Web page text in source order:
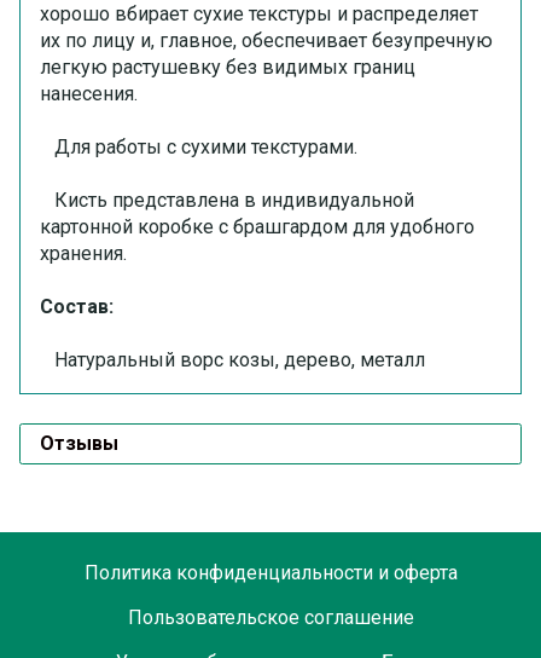
хорошо вбирает сухие текстуры и распределяет
их по лицу и, главное, обеспечивает безупречную
легкую растушевку без видимых границ
нанесения.
Для работы с сухими текстурами.
Кисть представлена в индивидуальной
картонной коробке с брашгардом для удобного
хранения.
Состав:
Натуральный ворс козы, дерево, металл
Отзывы
Политика конфиденциальности и оферта
Пользовательское соглашение